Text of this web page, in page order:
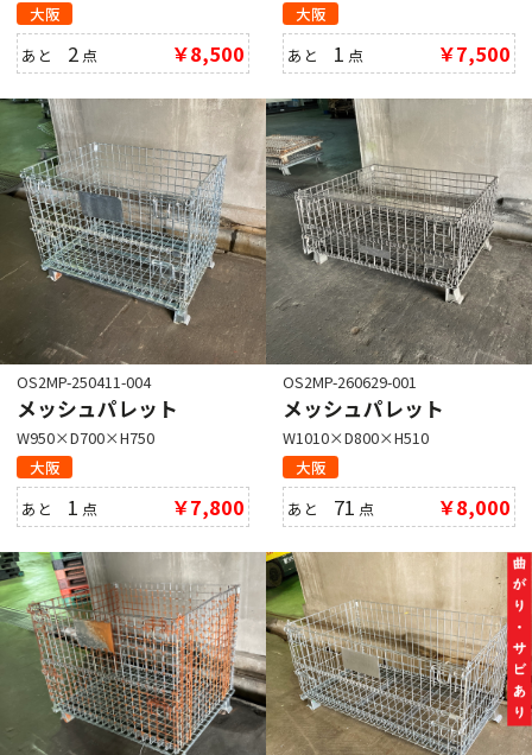
大阪
あと 2 点 ￥8,500
大阪
あと 1 点 ￥7,500
OS2MP-250411-004
メッシュパレット
W950×D700×H750
大阪
あと 1 点 ￥7,800
OS2MP-260629-001
メッシュパレット
W1010×D800×H510
大阪
あと 71 点 ￥8,000